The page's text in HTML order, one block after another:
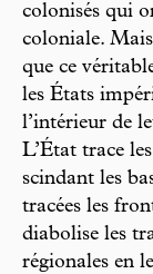
colonisés qui
coloniale.
que ce
les États
l’intérieur de
L’État trace
scindant les
tracées les
diabolise les
régionales en